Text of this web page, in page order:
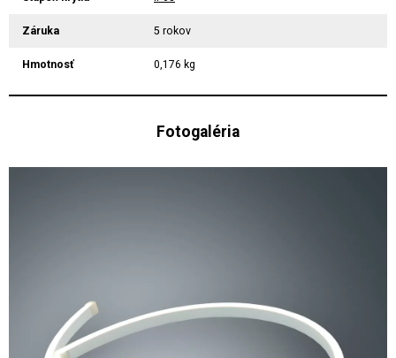
Záruka 5 rokov
Hmotnosť 0,176 kg
Fotogaléria